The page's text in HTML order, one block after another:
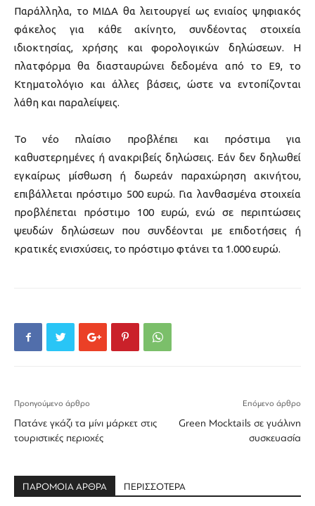
Παράλληλα, το ΜΙΔΑ θα λειτουργεί ως ενιαίος ψηφιακός
φάκελος για κάθε ακίνητο, συνδέοντας στοιχεία
ιδιοκτησίας, χρήσης και φορολογικών δηλώσεων. Η
πλατφόρμα θα διασταυρώνει δεδομένα από το Ε9, το
Κτηματολόγιο και άλλες βάσεις, ώστε να εντοπίζονται
λάθη και παραλείψεις.
Το νέο πλαίσιο προβλέπει και πρόστιμα για
καθυστερημένες ή ανακριβείς δηλώσεις. Εάν δεν δηλωθεί
εγκαίρως μίσθωση ή δωρεάν παραχώρηση ακινήτου,
επιβάλλεται πρόστιμο 500 ευρώ. Για λανθασμένα στοιχεία
προβλέπεται πρόστιμο 100 ευρώ, ενώ σε περιπτώσεις
ψευδών δηλώσεων που συνδέονται με επιδοτήσεις ή
κρατικές ενισχύσεις, το πρόστιμο φτάνει τα 1.000 ευρώ.
Προηγούμενο άρθρο
Πατάνε γκάζι τα μίνι μάρκετ στις
τουριστικές περιοχές
Επόμενο άρθρο
Green Mocktails σε γυάλινη
συσκευασία
ΠΑΡΟΜΟΙΑ ΑΡΘΡΑ ΠΕΡΙΣΣΟΤΕΡΑ